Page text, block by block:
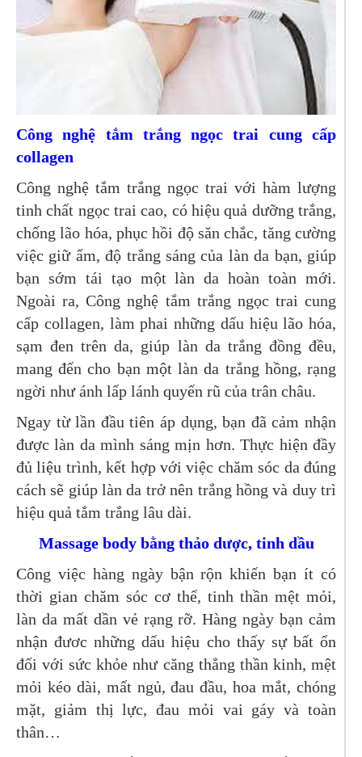
Công nghệ tắm trắng ngọc trai cung cấp
collagen
Công nghệ tắm trắng ngọc trai với hàm lượng
tinh chất ngọc trai cao, có hiệu quả dưỡng trắng,
chống lão hóa, phục hồi độ săn chắc, tăng cường
việc giữ ẩm, độ trắng sáng của làn da bạn, giúp
bạn sớm tái tạo một làn da hoàn toàn mới.
Ngoài ra, Công nghệ tắm trắng ngọc trai cung
cấp collagen, làm phai những dấu hiệu lão hóa,
sạm đen trên da, giúp làn da trắng đồng đều,
mang đến cho bạn một làn da trắng hồng, rạng
ngời như ánh lấp lánh quyến rũ của trân châu.
Ngay từ lần đầu tiên áp dụng, bạn đã cảm nhận
được làn da mình sáng mịn hơn. Thực hiện đầy
đủ liệu trình, kết hợp với việc chăm sóc da đúng
cách sẽ giúp làn da trở nên trắng hồng và duy trì
hiệu quả tắm trắng lâu dài.
Massage body bằng thảo dược, tinh dầu
Công việc hàng ngày bận rộn khiến bạn ít có
thời gian chăm sóc cơ thể, tinh thần mệt mỏi,
làn da mất dần vẻ rạng rỡ. Hàng ngày bạn cảm
nhận đươc những dấu hiệu cho thấy sự bất ổn
đối với sức khỏe như căng thẳng thần kinh, mệt
mỏi kéo dài, mất ngủ, đau đầu, hoa mắt, chóng
mặt, giảm thị lực, đau mỏi vai gáy và toàn
thân…